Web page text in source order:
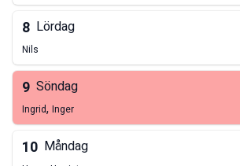
8 Lördag
Nils
9 Söndag
Ingrid, Inger
10 Måndag